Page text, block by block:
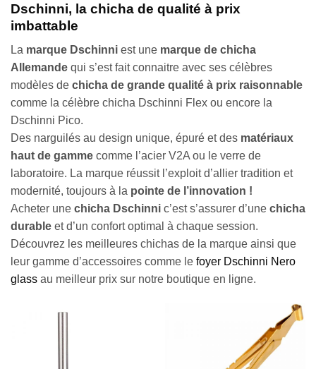
Dschinni, la chicha de qualité à prix
imbattable
La marque Dschinni est une marque de chicha
Allemande qui s’est fait connaitre avec ses célèbres
modèles de chicha de grande qualité à prix raisonnable
comme la célèbre chicha Dschinni Flex ou encore la
Dschinni Pico.
Des narguilés au design unique, épuré et des matériaux
haut de gamme comme l’acier V2A ou le verre de
laboratoire. La marque réussit l’exploit d’allier tradition et
modernité, toujours à la pointe de l’innovation !
Acheter une chicha Dschinni c’est s’assurer d’une chicha
durable et d’un confort optimal à chaque session.
Découvrez les meilleures chichas de la marque ainsi que
leur gamme d’accessoires comme le foyer Dschinni Nero
glass au meilleur prix sur notre boutique en ligne.